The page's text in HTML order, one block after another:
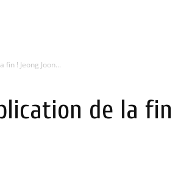
fin ! Jeong Joon...
de la